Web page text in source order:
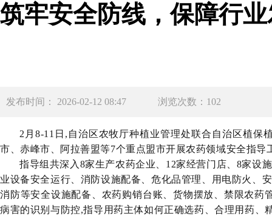
筑牢安全防线，保障行
发布时间： 2026-02-12 08:47 浏览次数：102
2 月 8-1 1 日,自治区农牧厅种植业管理处联合 自治区植保
市、赤峰市、阿拉善盟等7个重点盟市开展农药领域安全指导
指导组共深入 8家生产农药企业、 1 2家经营门店、 8家设
业设备安全运行、消防设施配备、危化品管理、用电防火、
消防等安全设施配备、农药购销台账、货物摆放、禁限农药
病害的识别与防控,指导 用药主体如何正确选药、合理用药 、